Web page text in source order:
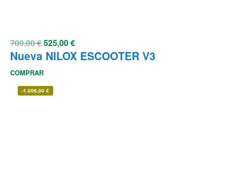
700,00€525,00€
Nueva NILOX ESCOOTER V3
COMPRAR
-1.006,00 €